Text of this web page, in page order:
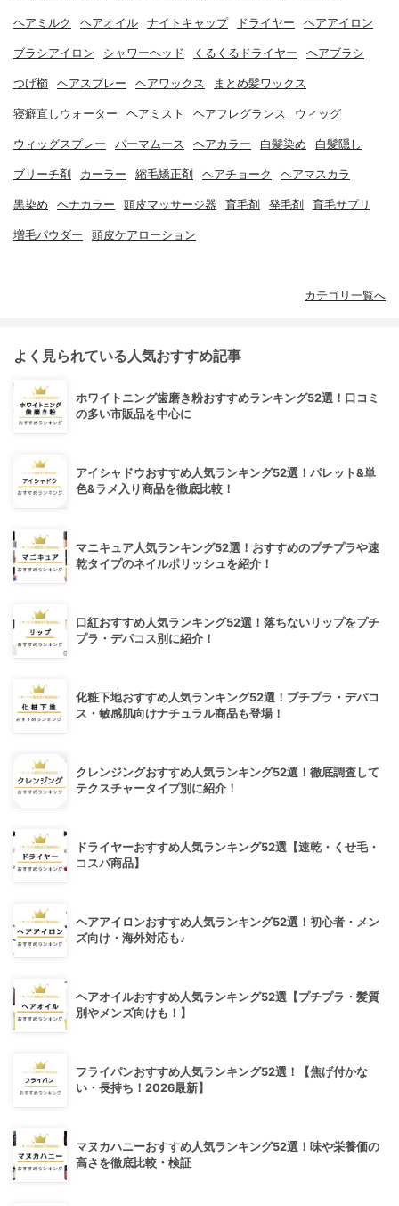
ヘアミルク ヘアオイル ナイトキャップ ドライヤー ヘアアイロン
ブラシアイロン シャワーヘッド くるくるドライヤー ヘアブラシ
つげ櫛 ヘアスプレー ヘアワックス まとめ髪ワックス
寝癖直しウォーター ヘアミスト ヘアフレグランス ウィッグ
ウィッグスプレー パーマムース ヘアカラー 白髪染め 白髪隠し
ブリーチ剤 カーラー 縮毛矯正剤 ヘアチョーク ヘアマスカラ
黒染め ヘナカラー 頭皮マッサージ器 育毛剤 発毛剤 育毛サプリ
増毛パウダー 頭皮ケアローション
カテゴリ一覧へ
よく見られている人気おすすめ記事
ホワイトニング歯磨き粉おすすめランキング52選！口コミ
の多い市販品を中心に
アイシャドウおすすめ人気ランキング52選！パレット&単
色&ラメ入り商品を徹底比較！
マニキュア人気ランキング52選！おすすめのプチプラや速
乾タイプのネイルポリッシュを紹介！
口紅おすすめ人気ランキング52選！落ちないリップをプチ
プラ・デパコス別に紹介！
化粧下地おすすめ人気ランキング52選！プチプラ・デパコ
ス・敏感肌向けナチュラル商品も登場！
クレンジングおすすめ人気ランキング52選！徹底調査して
テクスチャータイプ別に紹介！
ドライヤーおすすめ人気ランキング52選【速乾・くせ毛・
コスパ商品】
ヘアアイロンおすすめ人気ランキング52選！初心者・メン
ズ向け・海外対応も♪
ヘアオイルおすすめ人気ランキング52選【プチプラ・髪質
別やメンズ向けも！】
フライパンおすすめ人気ランキング52選！【焦げ付かな
い・長持ち！2026最新】
マヌカハニーおすすめ人気ランキング52選！味や栄養価の
高さを徹底比較・検証